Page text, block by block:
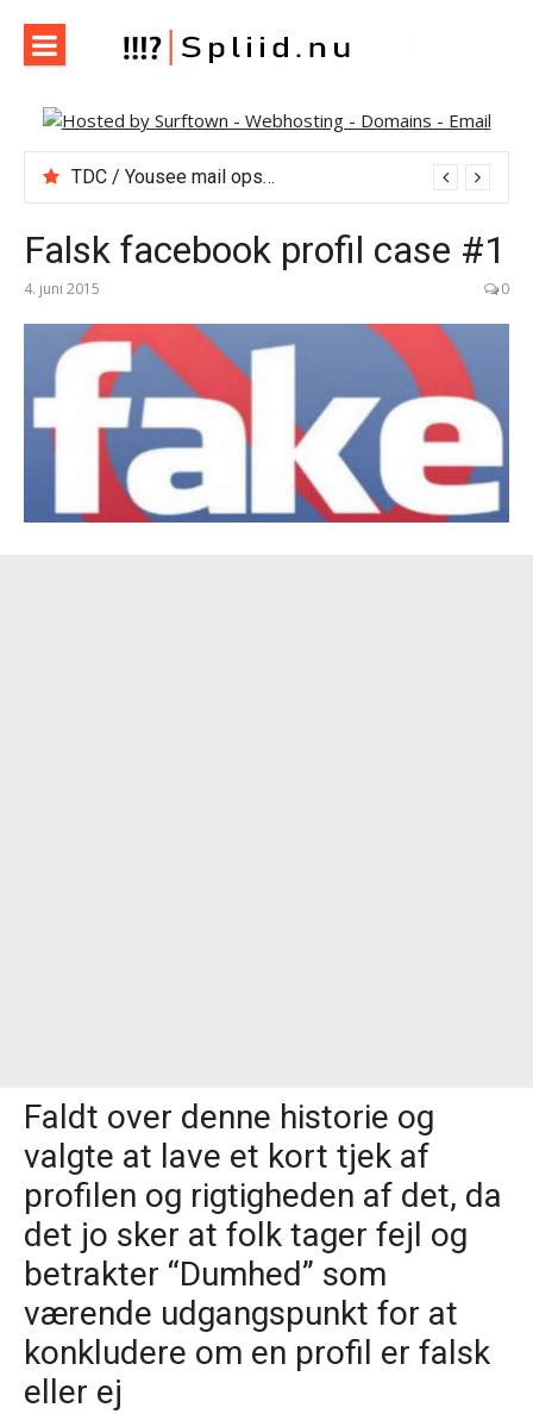
indhold
Spliid.nu
Web, Hverdag, Whatever :-) MIN blog om it, internet og
andet der falder mig ind…
TDC / Yousee mail opsætning, pop3, smtp m.m.
Falsk facebook profil case #1
4. juni 2015 0
Faldt over denne historie og
valgte at lave et kort tjek af
profilen og rigtigheden af det, da
det jo sker at folk tager fejl og
betrakter “Dumhed” som
værende udgangspunkt for at
konkludere om en profil er falsk
eller ej